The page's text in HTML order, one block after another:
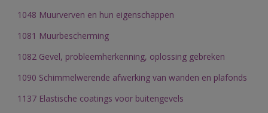
1048 Muurverven en hun eigenschappen
1081 Muurbescherming
1082 Gevel, probleemherkenning, oplossing gebreken
1090 Schimmelwerende afwerking van wanden en plafonds
1137 Elastische coatings voor buitengevels